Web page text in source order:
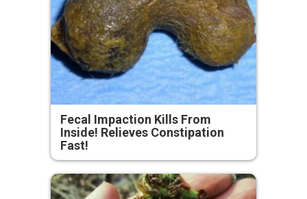
Fecal Impaction Kills From
Inside! Relieves Constipation
Fast!